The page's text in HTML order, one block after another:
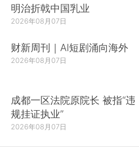
明治折戟中国乳业
2026年08月07日
财新周刊｜AI短剧涌向海外
2026年08月07日
成都一区法院原院长 被指“违
规挂证执业”
2026年08月07日